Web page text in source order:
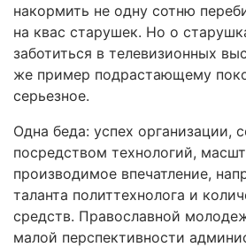
накормить не одну сотню
на квас старушек. Но о
заботиться в телевизионных
же пример подрастающему
серьезное.
Одна беда: успех организации,
посредством технологий,
производимое впечатление,
таланта политтехнолога и
средств. Православной
малой перспективности